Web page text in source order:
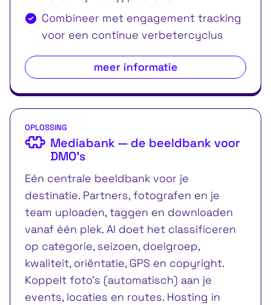
Combineer met engagement tracking
voor een continue verbetercyclus
meer informatie
OPLOSSING
Mediabank — de beeldbank voor
DMO’s
Eén centrale beeldbank voor je
destinatie. Partners, fotografen en je
team uploaden, taggen en downloaden
vanaf één plek. AI doet het classificeren
op categorie, seizoen, doelgroep,
kwaliteit, oriëntatie, GPS en copyright.
Koppelt foto's (automatisch) aan je
events, locaties en routes. Hosting in